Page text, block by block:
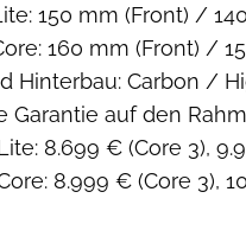
150 mm (Front) /
160 mm (Front) /
Hinterbau: Carbon /
Garantie auf den
8.699 € (Core 3),
8.999 € (Core 3),